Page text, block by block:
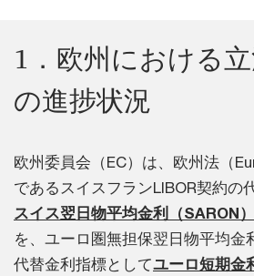
1．欧州における
の進捗状況
欧州委員会（EC）は、欧州法（
であるスイスフランLIBOR契約の
スイス翌日物平均金利（SARON
を、ユーロ圏無担保翌日物平均金
代替金利指標としてユーロ短期金